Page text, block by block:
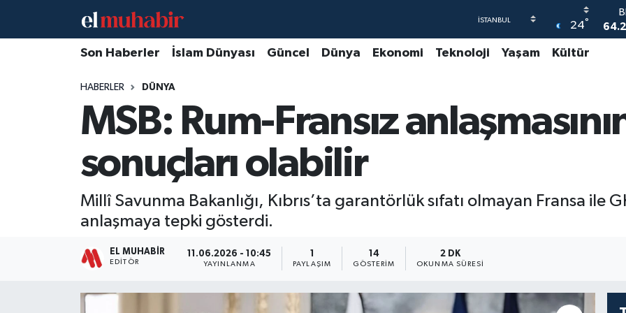
24°
Son Haberler İslam Dünyası Güncel Dünya Ekonomi Teknoloji Yaşam Kültür
HABERLER DÜNYA
MSB: Rum-Fransız
sonuçları olabilir
Millî Savunma Bakanlığı, Kıbrıs’ta garantörlük sıfatı olmayan Fransa ile
anlaşmaya tepki gösterdi.
EL MUHABIR
EDITÖR
11.06.2026 - 10:45
YAYINLANMA
1
PAYLAŞIM
14
GÖSTERIM
2 DK
OKUNMA SÜRESI
Hava Durumu
Trafik Durumu
Süper Lig Puan Durumu ve Fikstür
Tüm Manşetler
Son Dakika Haberleri